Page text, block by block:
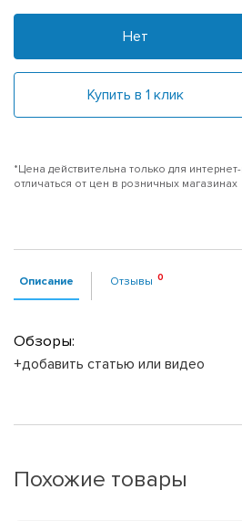
Нет
Купить в 1 клик
*Цена действительна только для
отличаться от цен в розничных магазинах
Описание Отзывы
Обзоры:
+добавить статью или видео
Похожие товары